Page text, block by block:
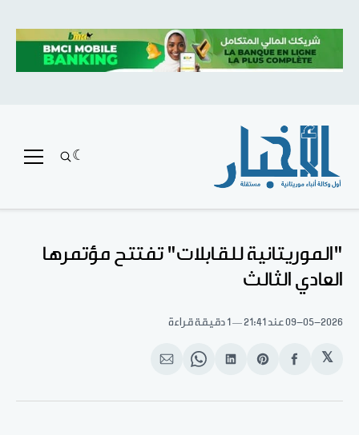
"الموريتانية للقابلات" تفتتح مؤتمرها
العادي الثالث
09-05-2026عند 21:41 1 دقيقة قراءة
𝕏
انشر
الفيسبوك
Share
Pinterest
انشر
لينكد
Share
WhatsApp
انشر
الإيميل